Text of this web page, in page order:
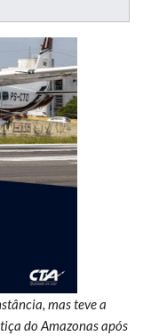
mas teve a
do Amazonas após